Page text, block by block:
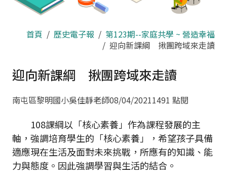
首頁 歷史電子報
第123期--家庭共學 ~ 營造幸福
迎向新課綱 揪團跨域來走讀
迎向新課綱 揪團跨域來走讀
南屯區黎明國小吳佳靜老師08/04/20211491 點閱
108課綱以「核心素養」作為課程發展的主
軸，強調培育學生的「核心素養」，希望孩子具備
適應現在生活及面對未來挑戰，所應有的知識、能
力與態度。因此強調學習與生活的結合。